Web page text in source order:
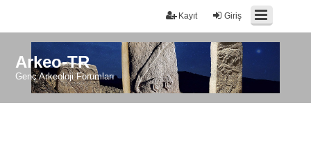
Giriş
Kayıt
Arkeo-TR
Genç Arkeoloji Forumları